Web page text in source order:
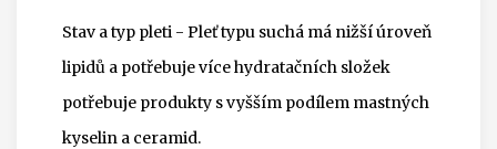
Stav a typ pleti - Pleť typu suchá má nižší úroveň
lipidů a potřebuje více hydratačních složek
potřebuje produkty s vyšším podílem mastných
kyselin a ceramid.